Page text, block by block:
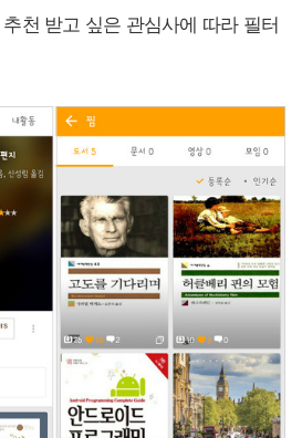
천 받고 싶은 관심사에 따라 필터